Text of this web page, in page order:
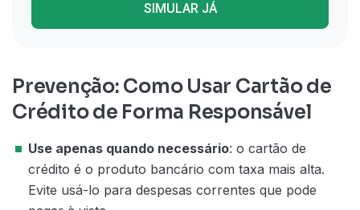
SIMULAR JÁ
Prevenção: Como Usar Cartão de
Crédito de Forma Responsável
Use apenas quando necessário: o cartão de
crédito é o produto bancário com taxa mais alta.
Evite usá-lo para despesas correntes que pode